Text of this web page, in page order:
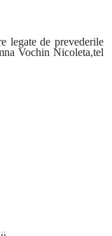
legate de prevederile
Vochin Nicoleta,tel